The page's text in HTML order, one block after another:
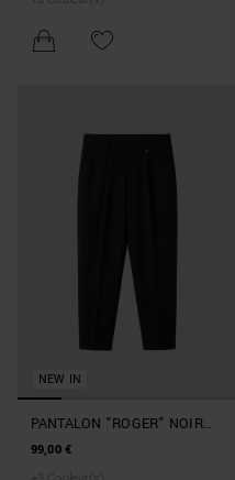
NEW IN
PANTALON "ROGER" NOIR
REGULAR FIT À LA CHEVILLE
99,00 €